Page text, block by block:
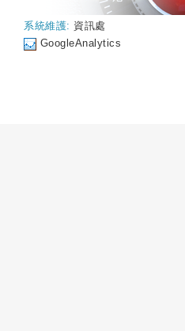
系統維護: 資訊處
GoogleAnalytics